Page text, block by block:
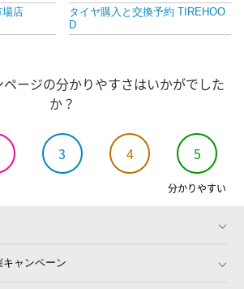
場店
タイヤ購入と交換予約 TIREHOO
D
やグルー
カーパーツのサムライプロデュー
ス
格安タイヤホイールジャストパー
ョン
アイネット楽天市場店
e-zoa 楽天市場 SHOP
タイヤワールド館ベスト楽天市場
ージの分かりやすさはいかがでした
か？
3 4 5
分かりやすい
キャンペーン